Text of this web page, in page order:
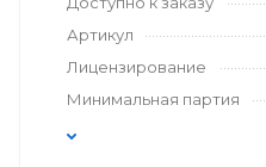
Артикул
Лицензирование
Минимальная партия